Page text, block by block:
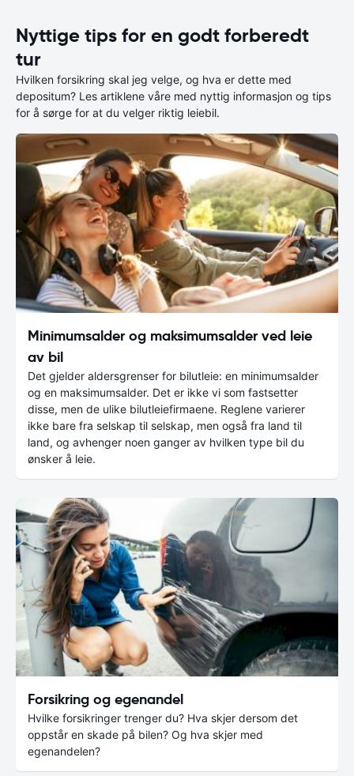
Nyttige tips for en godt forberedt
tur
Hvilken forsikring skal jeg velge, og hva er dette med
depositum? Les artiklene våre med nyttig informasjon og tips
for å sørge for at du velger riktig leiebil.
Minimumsalder og maksimumsalder ved leie
av bil
Det gjelder aldersgrenser for bilutleie: en minimumsalder
og en maksimumsalder. Det er ikke vi som fastsetter
disse, men de ulike bilutleiefirmaene. Reglene varierer
ikke bare fra selskap til selskap, men også fra land til
land, og avhenger noen ganger av hvilken type bil du
ønsker å leie.
Forsikring og egenandel
Hvilke forsikringer trenger du? Hva skjer dersom det
oppstår en skade på bilen? Og hva skjer med
egenandelen?